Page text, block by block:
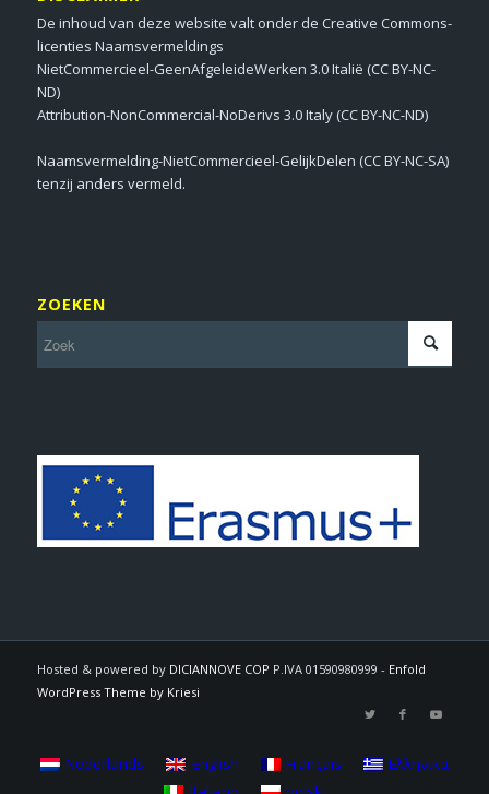
De inhoud van deze website valt onder de Creative Commons-
licenties Naamsvermeldings
NietCommercieel-GeenAfgeleideWerken 3.0 Italië (CC BY-NC-
ND)
Attribution-NonCommercial-NoDerivs 3.0 Italy (CC BY-NC-ND)
Naamsvermelding-NietCommercieel-GelijkDelen (CC BY-NC-SA)
tenzij anders vermeld.
ZOEKEN
Hosted & powered by DICIANNOVE COP P.IVA 01590980999 - Enfold
WordPress Theme by Kriesi
Nederlands English Français
Ελληνικα